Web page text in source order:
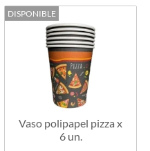
DISPONIBLE
Vaso polipapel pizza x
6 un.